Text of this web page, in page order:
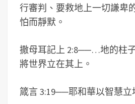
行審判、要救地上一切謙卑
怕而靜默。
撒母耳記上 2:8──…地的柱
將世界立在其上。
箴言 3:19──耶和華以智慧立